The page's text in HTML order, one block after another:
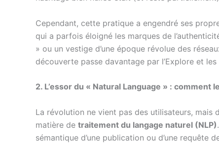
Cependant, cette pratique a engendré ses
qui a parfois éloigné les marques de
» ou un vestige d’une époque révolue des
découverte passe davantage par l’Explore et
2. L’essor du « Natural Language » :
La révolution ne vient pas des utilisateurs, mais
matière de traitement du langage naturel (NLP)
sémantique d’une publication ou d’une requête